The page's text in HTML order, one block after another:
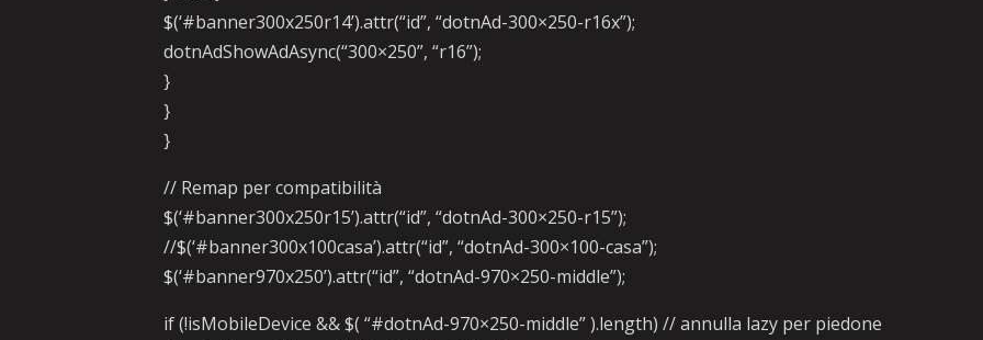
$(‘#banner300x250r14’).attr(“id”, “dotnAd-300×250-r16x”);
dotnAdShowAdAsync(“300×250”, “r16”);
}
}
}
// Remap per compatibilità
$(‘#banner300x250r15’).attr(“id”, “dotnAd-300×250-r15”);
//$(‘#banner300x100casa’).attr(“id”, “dotnAd-300×100-casa”);
$(‘#banner970x250’).attr(“id”, “dotnAd-970×250-middle”);
if (!isMobileDevice && $( “#dotnAd-970×250-middle” ).length) // annulla lazy per piedone